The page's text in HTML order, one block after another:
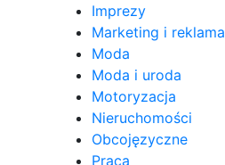
Imprezy
Marketing i reklama
Moda
Moda i uroda
Motoryzacja
Nieruchomości
Obcojęzyczne
Praca